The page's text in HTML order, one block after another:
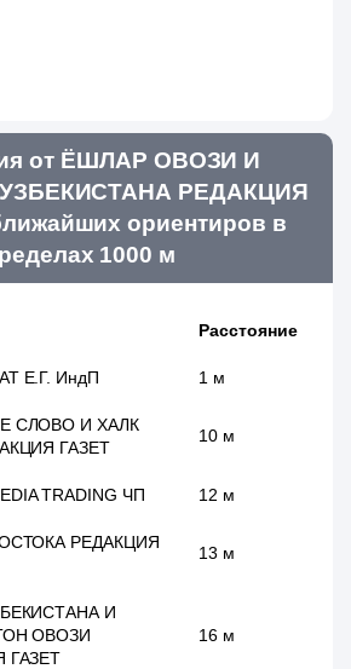
от ЁШЛАР ОВОЗИ И
РЕДАКЦИЯ
ориентиров в
1000 м
Расстояние
Е.Г. ИндП 1 м
СЛОВО И ХАЛК
ГАЗЕТ
10 м
TRADING ЧП 12 м
РЕДАКЦИЯ
13 м
И
ОВОЗИ
ГАЗЕТ
16 м